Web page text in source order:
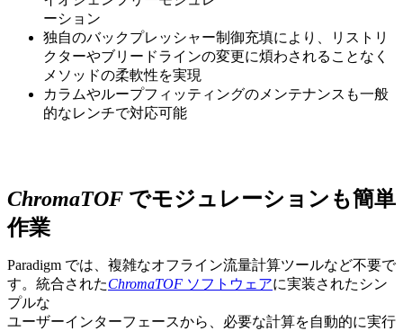
ーション
独自のバックプレッシャー制御充填により、リストリ
クターやブリードラインの変更に煩わされることなく
メソッドの柔軟性を実現
カラムやループフィッティングのメンテナンスも一般
的なレンチで対応可能
ChromaTOF でモジュレーションも簡単
作業
Paradigm では、複雑なオフライン流量計算ツールなど不要で
す。統合されたChromaTOF ソフトウェアに実装されたシン
プルな
ユーザーインターフェースから、必要な計算を自動的に実行